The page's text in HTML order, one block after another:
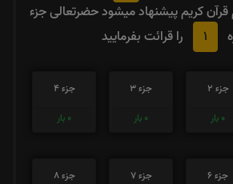
کریم پیشنهاد میشود حضرتعالی جزء
1 را قرائت بفرمایید
جزء 2
0 بار
جزء 3
0 بار
جزء 4
0 بار
جزء 6
جزء 7
جزء 8